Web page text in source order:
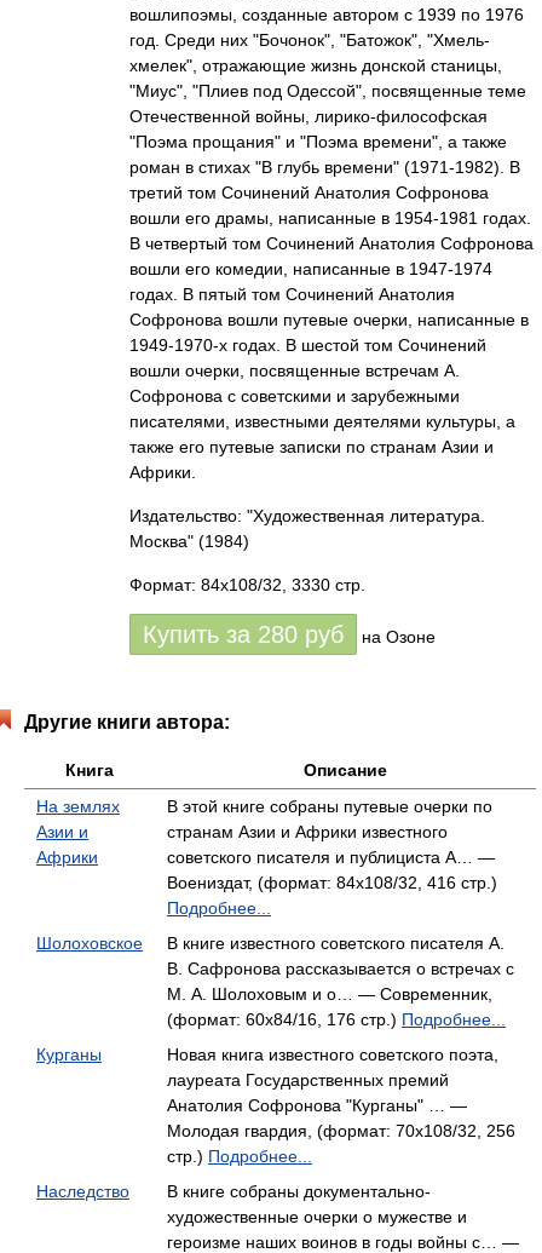
вошлипоэмы, созданные автором с 1939 по 1976
год. Среди них "Бочонок", "Батожок", "Хмель-
хмелек", отражающие жизнь донской станицы,
"Миус", "Плиев под Одессой", посвященные теме
Отечественной войны, лирико-философская
"Поэма прощания" и "Поэма времени", а также
роман в стихах "В глубь времени" (1971-1982). В
третий том Сочинений Анатолия Софронова
вошли его драмы, написанные в 1954-1981 годах.
В четвертый том Сочинений Анатолия Софронова
вошли его комедии, написанные в 1947-1974
годах. В пятый том Сочинений Анатолия
Софронова вошли путевые очерки, написанные в
1949-1970-х годах. В шестой том Сочинений
вошли очерки, посвященные встречам А.
Софронова с советскими и зарубежными
писателями, известными деятелями культуры, а
также его путевые записки по странам Азии и
Африки.
Издательство: "Художественная литература.
Москва" (1984)
Формат: 84x108/32, 3330 стр.
Купить за 280 руб на Озоне
Другие книги автора:
Книга
Описание
На землях
Азии и
Африки
В этой книге собраны путевые очерки по
странам Азии и Африки известного
советского писателя и публициста А… —
Воениздат, (формат: 84x108/32, 416 стр.)
Подробнее...
Шолоховское
В книге известного советского писателя А.
В. Сафронова рассказывается о встречах с
М. А. Шолоховым и о… — Современник,
(формат: 60x84/16, 176 стр.) Подробнее...
Курганы
Новая книга известного советского поэта,
лауреата Государственных премий
Анатолия Софронова "Курганы" … —
Молодая гвардия, (формат: 70x108/32, 256
стр.) Подробнее...
Наследство
В книге собраны документально-
художественные очерки о мужестве и
героизме наших воинов в годы войны с… —